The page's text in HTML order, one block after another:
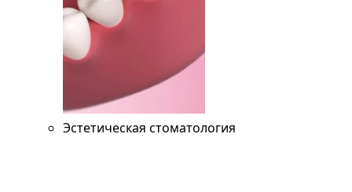
Эстетическая стоматология